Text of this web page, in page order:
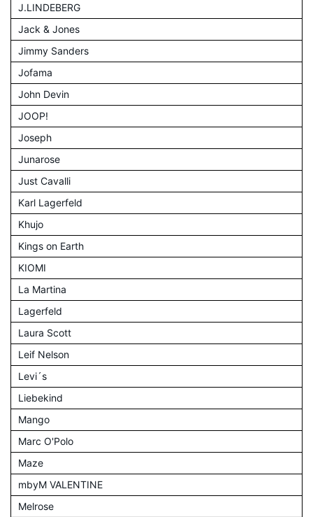
J.LINDEBERG
Jack & Jones
Jimmy Sanders
Jofama
John Devin
JOOP!
Joseph
Junarose
Just Cavalli
Karl Lagerfeld
Khujo
Kings on Earth
KIOMI
La Martina
Lagerfeld
Laura Scott
Leif Nelson
Levi´s
Liebekind
Mango
Marc O'Polo
Maze
mbyM VALENTINE
Melrose